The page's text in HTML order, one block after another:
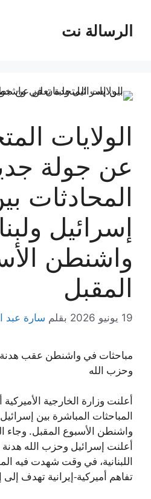
المحتوىالرسالة نت
الولايات
عن جولة
المحادثات
إسرائيل
واشنطن
المقبل
19 يونيو 2026 بقلم سارة عبد
مباحثات في واشنطن عقب هدنة
وحزب الله
أعلنت وزارة الخارجية
المباحثات المباشرة بين
واشنطن الأسبوع المقبل. وجاء
أعلنت إسرائيل وحزب الله
اللبنانية، في وقت شهدت فيه
تفاهم أميركية-إيرانية تهدف